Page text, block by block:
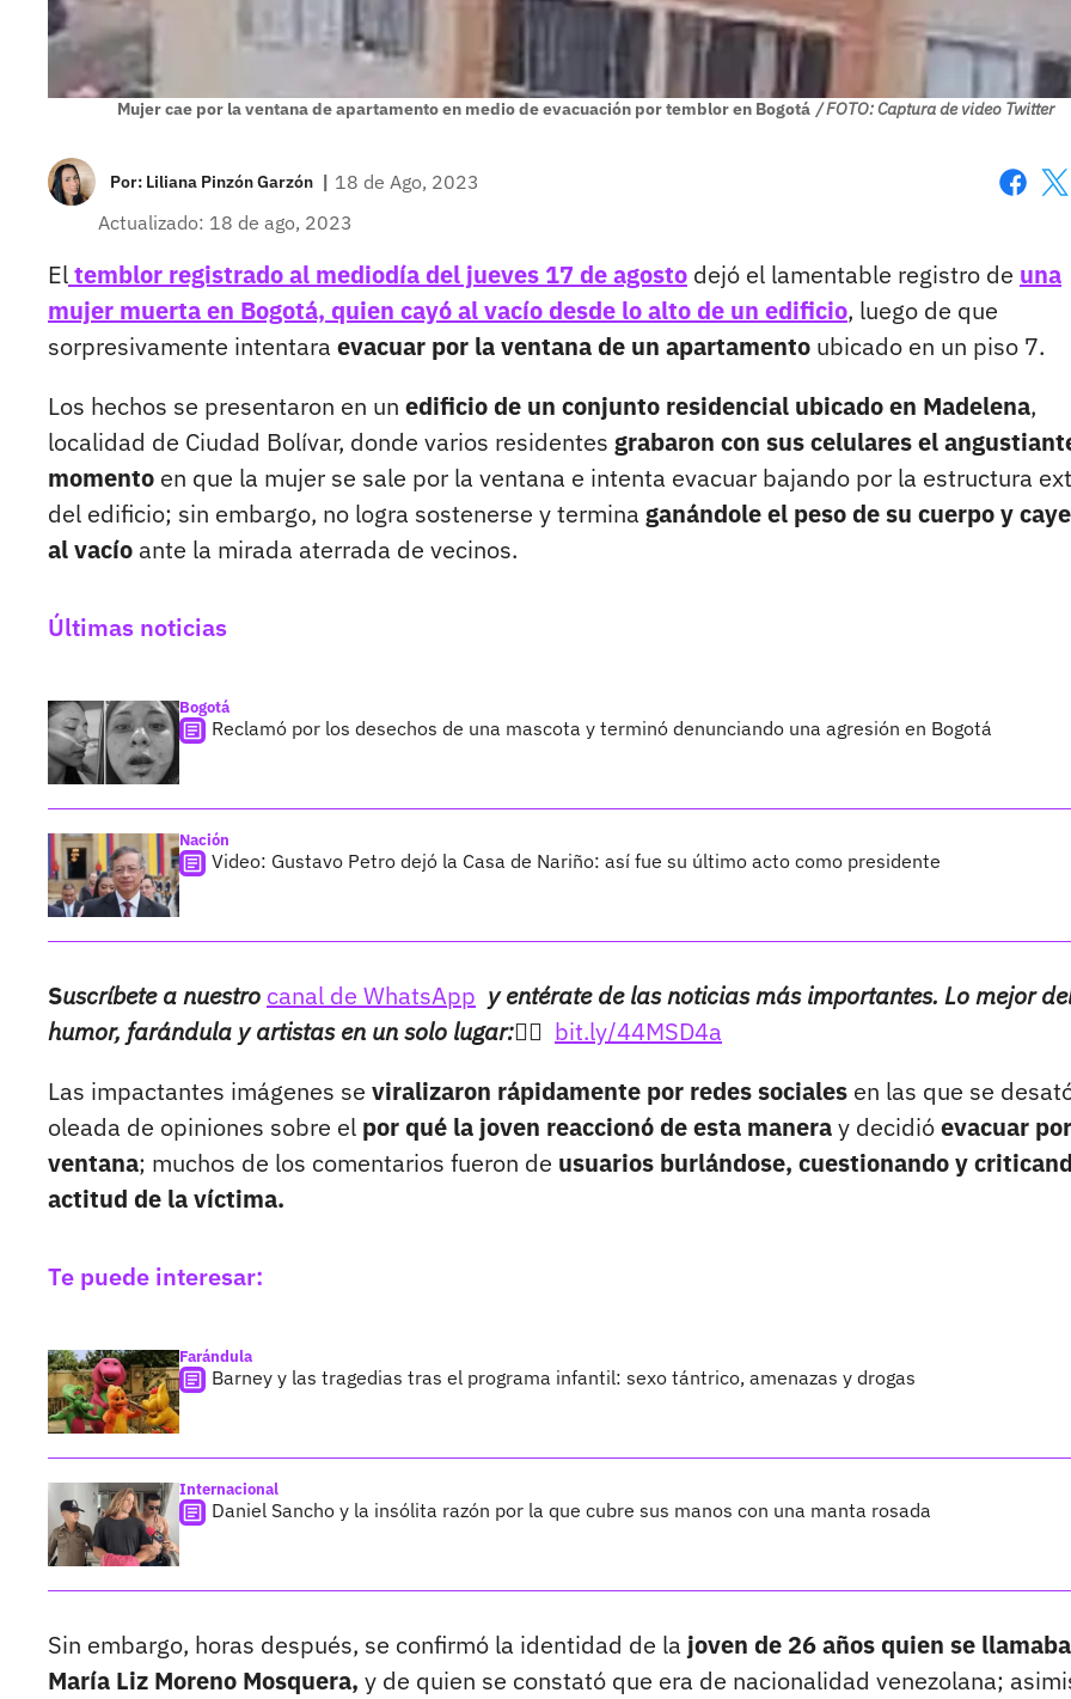
Mujer cae por la ventana de apartamento en medio de evacuación por temblor en Bogotá / FOTO: Captura de video Twitter
Por: Liliana Pinzón Garzón | 18 de Ago, 2023
Actualizado: 18 de ago, 2023
Eltemblor registrado al mediodía del jueves 17 de agosto dejó el lamentable registro de una
mujer muerta en Bogotá, quien cayó al vacío desde lo alto de un edificio, luego de que
sorpresivamente intentara evacuar por la ventana de un apartamento ubicado en un piso 7.
Los hechos se presentaron en un edificio de un conjunto residencial ubicado en Madelena,
localidad de Ciudad Bolívar, donde varios residentes grabaron con sus celulares el
momento en que la mujer se sale por la ventana e intenta evacuar bajando por la estructura
del edificio; sin embargo, no logra sostenerse y termina ganándole el peso de su cuerpo y
al vacío ante la mirada aterrada de vecinos.
Últimas noticias
Bogotá
Reclamó por los desechos de una mascota y terminó denunciando una agresión en Bogotá
Nación
Video: Gustavo Petro dejó la Casa de Nariño: así fue su último acto como presidente
Suscríbete a nuestro canal de WhatsApp y entérate de las noticias más importantes. Lo mejor
humor, farándula y artistas en un solo lugar:👉🏻 bit.ly/44MSD4a
Las impactantes imágenes se viralizaron rápidamente por redes sociales en las que se
oleada de opiniones sobre el por qué la joven reaccionó de esta maneray decidióevacuar
ventana; muchos de los comentarios fueron de usuarios burlándose, cuestionando y
actitud de la víctima.
Te puede interesar:
Farándula
Barney y las tragedias tras el programa infantil: sexo tántrico, amenazas y drogas
Internacional
Daniel Sancho y la insólita razón por la que cubre sus manos con una manta rosada
Sin embargo, horas después, se confirmó la identidad de la joven de 26 años quien se llamaba
María Liz Moreno Mosquera, y de quien se constató que era de nacionalidad venezolana;